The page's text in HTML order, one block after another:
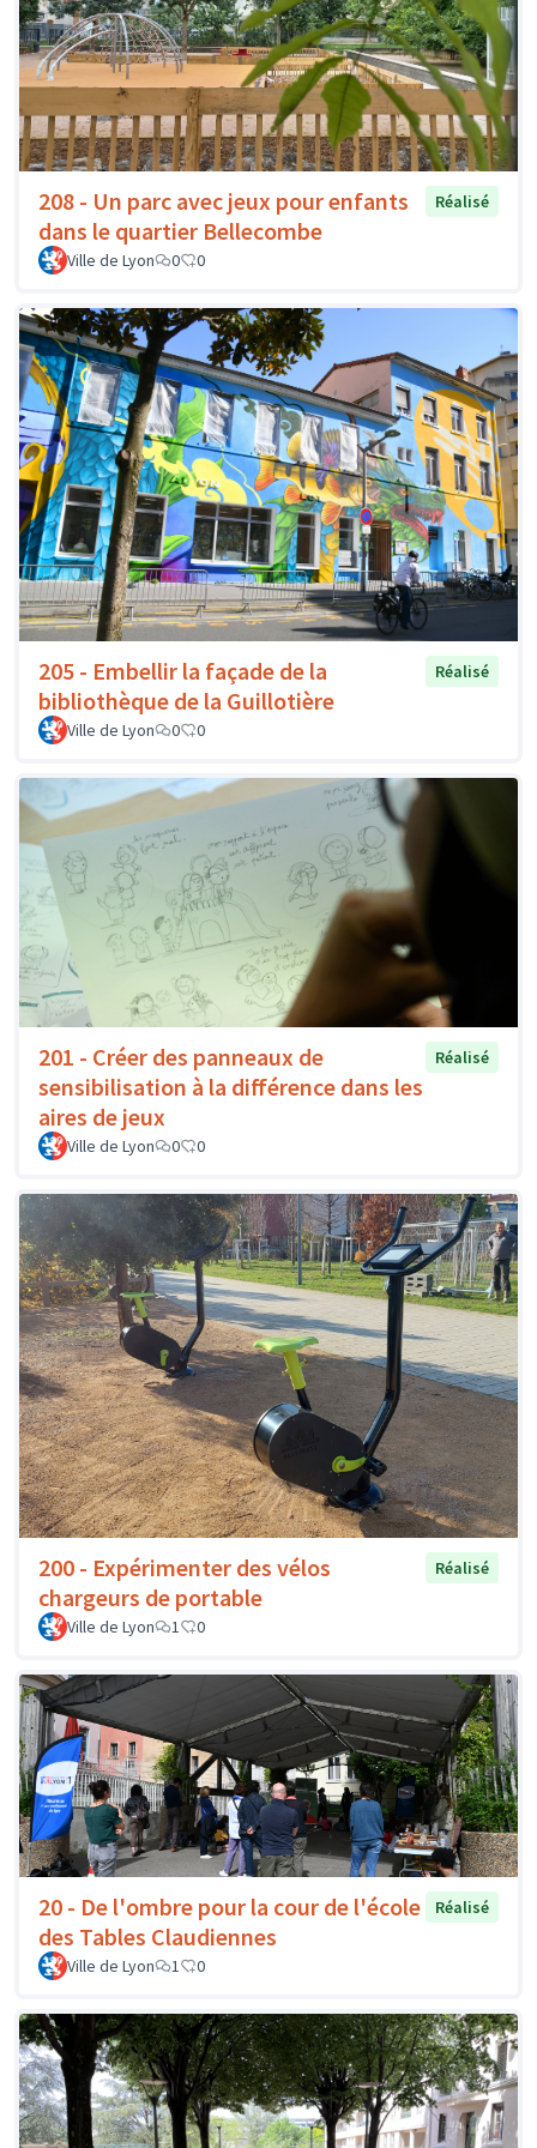
208 - Un parc avec jeux pour enfants
dans le quartier Bellecombe
Réalisé
Ville de Lyon 0 0
205 - Embellir la façade de la
bibliothèque de la Guillotière
Réalisé
Ville de Lyon 0 0
201 - Créer des panneaux de
sensibilisation à la différence dans les
aires de jeux
Réalisé
Ville de Lyon 0 0
200 - Expérimenter des vélos
chargeurs de portable
Réalisé
Ville de Lyon 1 0
20 - De l'ombre pour la cour de l'école
des Tables Claudiennes
Réalisé
Ville de Lyon 1 0